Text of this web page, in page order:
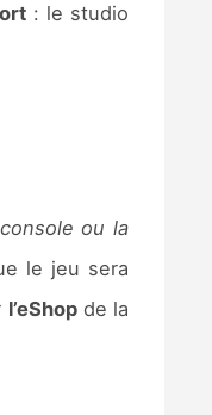
: le studio
ou la
le jeu sera
l’eShopde la